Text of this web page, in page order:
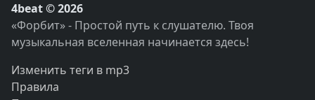
4beat © 2026
«Форбит» - Простой путь к слушателю. Твоя
музыкальная вселенная начинается здесь!
Изменить теги в mp3
Правила